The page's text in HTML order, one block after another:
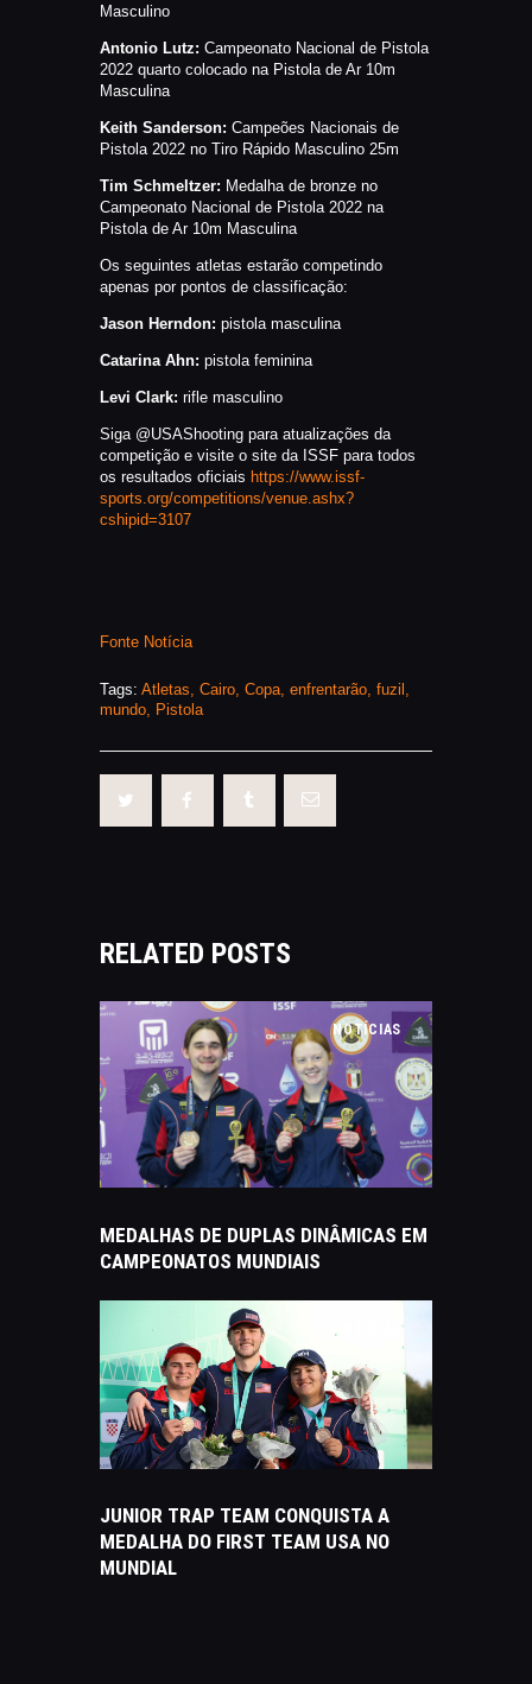
Masculino
Antonio Lutz: Campeonato Nacional de Pistola
2022 quarto colocado na Pistola de Ar 10m
Masculina
Keith Sanderson: Campeões Nacionais de
Pistola 2022 no Tiro Rápido Masculino 25m
Tim Schmeltzer: Medalha de bronze no
Campeonato Nacional de Pistola 2022 na
Pistola de Ar 10m Masculina
Os seguintes atletas estarão competindo
apenas por pontos de classificação:
Jason Herndon: pistola masculina
Catarina Ahn: pistola feminina
Levi Clark: rifle masculino
Siga @USAShooting para atualizações da
competição e visite o site da ISSF para todos
os resultados oficiais https://www.issf-
sports.org/competitions/venue.ashx?
cshipid=3107
Fonte Notícia
Tags: Atletas Cairo Copa enfrentarão fuzil
mundo Pistola
RELATED POSTS
NOTÍCIAS
MEDALHAS DE DUPLAS DINÂMICAS EM
CAMPEONATOS MUNDIAIS
JUNIOR TRAP TEAM CONQUISTA A
MEDALHA DO FIRST TEAM USA NO
MUNDIAL